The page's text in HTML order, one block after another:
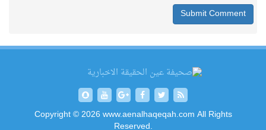
Copyright © 2026 www.aenalhaqeqah.com All Rights
Reserved.